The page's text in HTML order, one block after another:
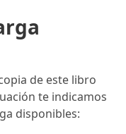
de este libro
te indicamos
disponibles: